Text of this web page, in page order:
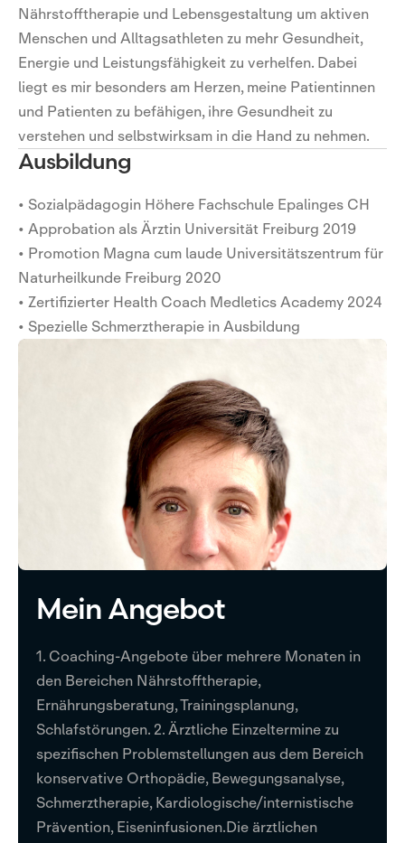
Nährstofftherapie und Lebensgestaltung um aktiven
Menschen und Alltagsathleten zu mehr Gesundheit,
Energie und Leistungsfähigkeit zu verhelfen. Dabei
liegt es mir besonders am Herzen, meine Patientinnen
und Patienten zu befähigen, ihre Gesundheit zu
verstehen und selbstwirksam in die Hand zu nehmen.
Ausbildung
• Sozialpädagogin Höhere Fachschule Epalinges CH
• Approbation als Ärztin Universität Freiburg 2019
• Promotion Magna cum laude Universitätszentrum für
Naturheilkunde Freiburg 2020
• Zertifizierter Health Coach Medletics Academy 2024
• Spezielle Schmerztherapie in Ausbildung
Mein Angebot
1. Coaching-Angebote über mehrere Monaten in
den Bereichen Nährstofftherapie,
Ernährungsberatung, Trainingsplanung,
Schlafstörungen. 2. Ärztliche Einzeltermine zu
spezifischen Problemstellungen aus dem Bereich
konservative Orthopädie, Bewegungsanalyse,
Schmerztherapie, Kardiologische/internistische
Prävention, Eiseninfusionen.Die ärztlichen